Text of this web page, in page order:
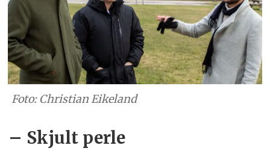
Foto: Christian Eikeland
– Skjult perle